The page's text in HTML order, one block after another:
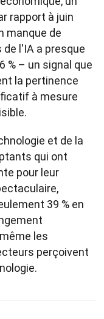
rapport à juin
manque de
l'IA a presque
% – un signal que
la pertinence
à mesure
et de la
qui ont
pour leur
39 % en
les
perçoivent